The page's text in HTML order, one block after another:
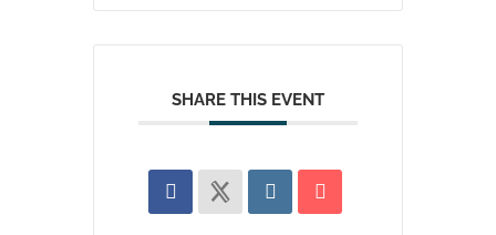
SHARE THIS EVENT